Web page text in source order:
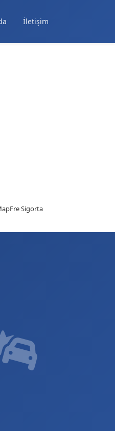
İletişim
Sigorta